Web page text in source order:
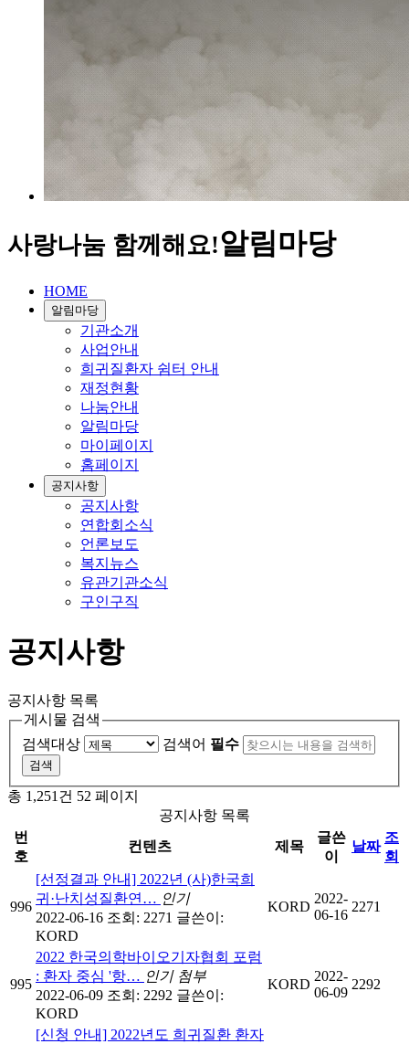
사랑나눔 함께해요!알림마당
HOME
알림마당
기관소개
사업안내
희귀질환자 쉼터 안내
재정현황
나눔안내
알림마당
마이페이지
홈페이지
공지사항
공지사항
연합회소식
언론보도
복지뉴스
유관기관소식
구인구직
공지사항
공지사항 목록
게시물 검색
검색대상
검색어 필수
총 1,251건 52 페이지
공지사항 목록
번
호
컨텐츠 제목
글쓴
이
날짜
조
회
996
[선정결과 안내] 2022년 (사)한국희
귀·난치성질환연… 인기
2022-06-16 조회: 2271 글쓴이:
KORD
KORD
2022-
06-16
2271
995
2022 한국의학바이오기자협회 포럼
: 환자 중심 '항… 인기 첨부
2022-06-09 조회: 2292 글쓴이:
KORD
KORD
2022-
06-09
2292
[신청 안내] 2022년도 희귀질환 환자